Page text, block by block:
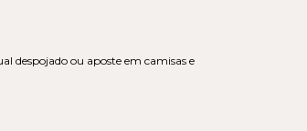
despojado ou aposte em camisas e